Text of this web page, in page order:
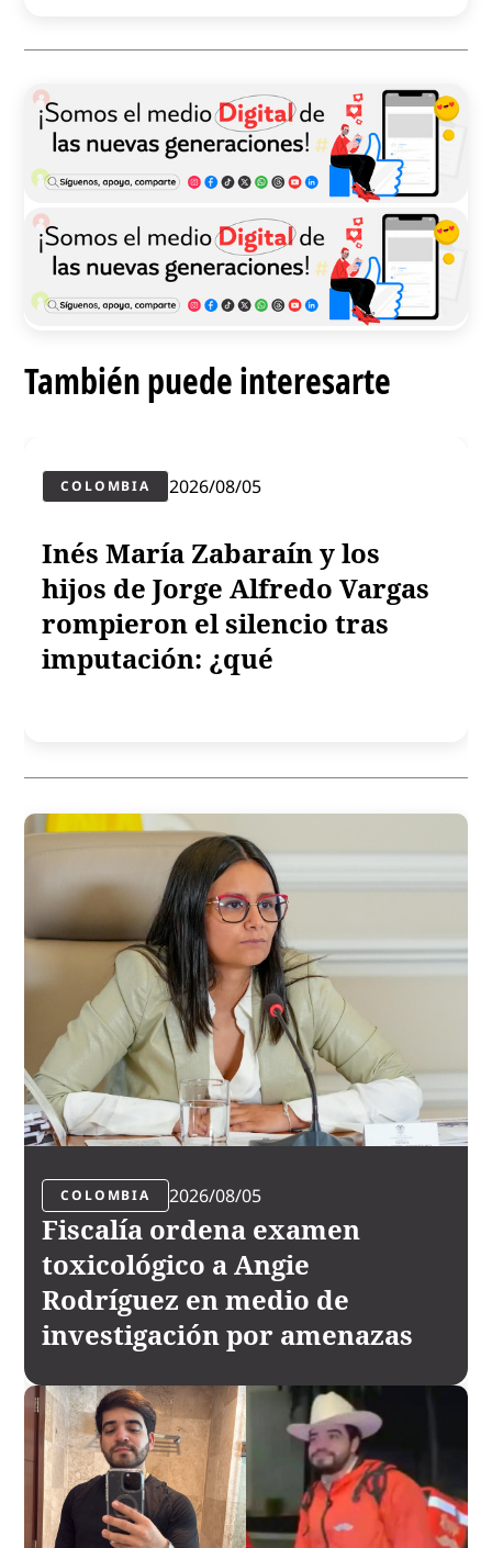
También puede interesarte
COLOMBIA 2026/08/05
Inés María Zabaraín y los
hijos de Jorge Alfredo Vargas
rompieron el silencio tras
imputación: ¿qué
COLOMBIA 2026/08/05
Fiscalía ordena examen
toxicológico a Angie
Rodríguez en medio de
investigación por amenazas